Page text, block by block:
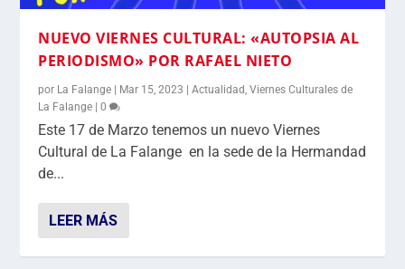
NUEVO VIERNES CULTURAL: «AUTOPSIA AL
PERIODISMO» POR RAFAEL NIETO
por La Falange | Mar 15, 2023 |Actualidad ,Viernes Culturales de
La Falange |0
Este 17 de Marzo tenemos un nuevo Viernes
Cultural de La Falange en la sede de la Hermandad
de...
LEER MÁS